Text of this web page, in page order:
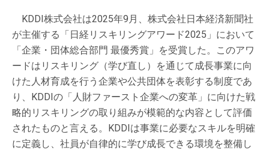
KDDI株式会社は2025年9月、株式会社日本経済新聞社
が主催する「日経リスキリングアワード2025」において
「企業・団体総合部門 最優秀賞」を受賞した。このアワ
ードはリスキリング（学び直し）を通じて成長事業に向
けた人材育成を行う企業や公共団体を表彰する制度であ
り、KDDIの「人財ファースト企業への変革」に向けた戦
略的リスキリングの取り組みが模範的な内容として評価
されたものと言える。KDDIは事業に必要なスキルを明確
に定義し、社員が自律的に学び成長できる環境を整備し